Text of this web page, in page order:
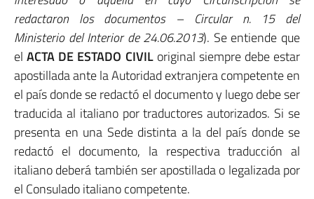
redactaron los documentos – Circular n. 15 del
Ministerio del Interior de 24.06.2013). Se entiende que
elACTA DE ESTADO CIVILoriginal siempre debe estar
apostillada ante la Autoridad extranjera competente en
el país donde se redactó el documento y luego debe ser
traducida al italiano por traductores autorizados. Si se
presenta en una Sede distinta a la del país donde se
redactó el documento, la respectiva traducción al
italiano deberá también ser apostillada o legalizada por
el Consulado italiano competente.